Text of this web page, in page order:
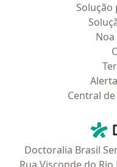
Solução
Central
Doctoralia Brasil